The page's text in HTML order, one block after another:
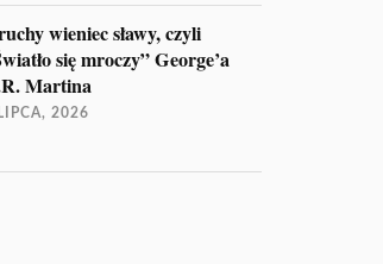
wieniec sławy, czyli
się mroczy” George’a
Martina
2026